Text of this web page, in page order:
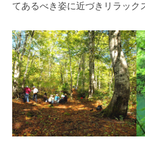
てあるべき姿に近づきリラック